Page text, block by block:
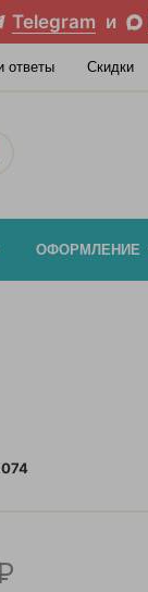
Telegram и
ответы Скидки
ОФОРМЛЕНИЕ